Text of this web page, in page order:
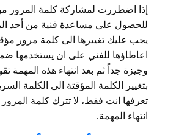
إذا اضطررت لمشاركة كلمة المرور
للحصول على مساعدة فنية من أحد
يجب عليك تغييرها الى كلمة مرور
اعاطاؤها للفني على ان يستخدمها
وجيزة جداً ثم بعد انتهاء هذه المهمة
بتغيير الكلمة المؤقتة الى الكلمة
تعرفها انت فقط، لا تترك كلمة
انتهاء المهمة.